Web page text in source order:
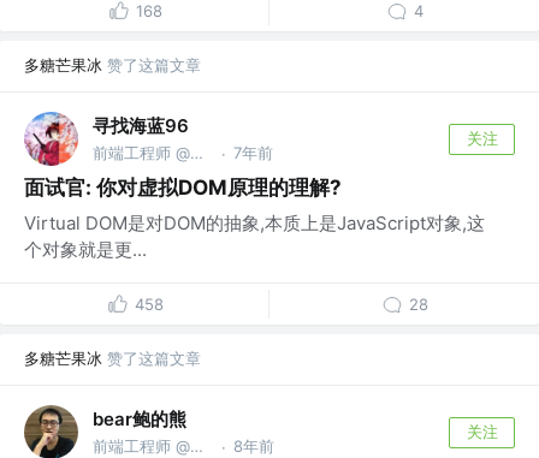
168 4
多糖芒果冰 赞了这篇文章
寻找海蓝96
前端工程师 @寻找海蓝 · 7年前
关注
面试官: 你对虚拟DOM原理的理解?
Virtual DOM是对DOM的抽象,本质上是JavaScript对象,这
个对象就是更...
458 28
多糖芒果冰 赞了这篇文章
bear鲍的熊
前端工程师 @阿里巴巴 · 8年前
关注